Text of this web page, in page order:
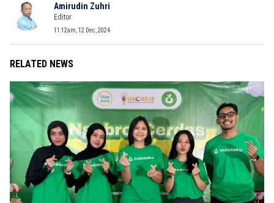
Amirudin Zuhri
Editor
11:12am, 12 Dec, 2024
RELATED NEWS